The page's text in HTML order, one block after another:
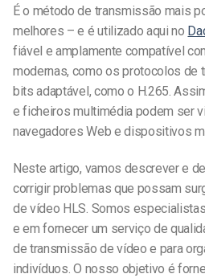
É o método de transmissão mais
melhores – e é utilizado aqui no
fiável e amplamente compatível
modernas, como os protocolos de
bits adaptável, como o H.265.
e ficheiros multimédia podem ser
navegadores Web e dispositivos
Neste artigo, vamos descrever e
corrigir problemas que possam
de vídeo HLS. Somos
e em fornecer um serviço de
de transmissão de vídeo e para
indivíduos. O nosso objetivo é